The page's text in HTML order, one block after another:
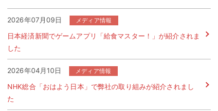
2026年07月09日
日本経済新聞でゲームアプリ「給食マスター！」が紹介されま
した
2026年04月10日
NHK総合「おはよう日本」で弊社の取り組みが紹介されまし
た